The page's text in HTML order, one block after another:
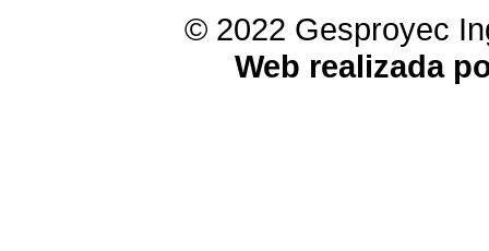
© 2022 Gesproyec
Web realizada